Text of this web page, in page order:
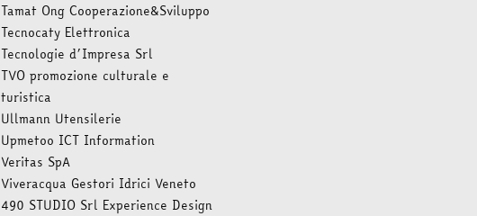
Tamat Ong Cooperazione&Sviluppo
Tecnocaty Elettronica
Tecnologie d’Impresa Srl
TVO promozione culturale e
turistica
Ullmann Utensilerie
Upmetoo ICT Information
Veritas SpA
Viveracqua Gestori Idrici Veneto
490 STUDIO Srl Experience Design